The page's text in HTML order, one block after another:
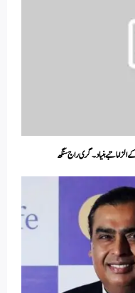
بنیاد۔ گری راج سنگھ